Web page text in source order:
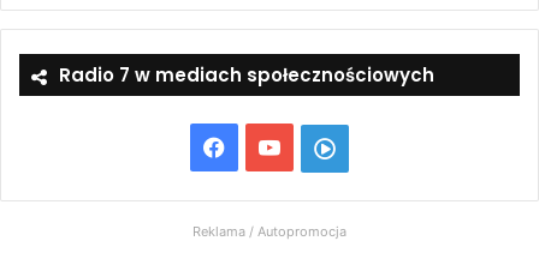
Radio 7 w mediach społecznościowych
Facebook
YouTubeWłącz
Radio
7
Reklama / Autopromocja